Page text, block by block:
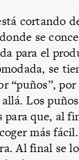
cortando
se
para el
se
“puños”,
Los
para que, al
más
Al final se